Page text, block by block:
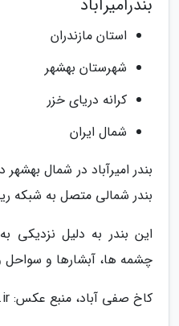
بندرامیرآباد
استان مازندران
شهرستان بهشهر
کرانه دریای خزر
شمال ایران
بندر شمالی متصل به شبکه
این بندر به دلیل نزدیکی
چشمه ها، آبشارها و سواحل
کاخ صفی آباد، منبع عکس: irna.ir